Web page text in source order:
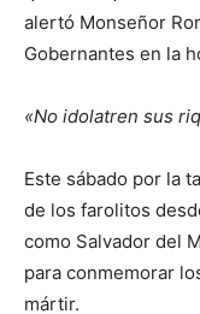
alertó Monseñor
Gobernantes en la
«No idolatren sus
Este sábado por la
de los farolitos
como Salvador del
para conmemorar
mártir.